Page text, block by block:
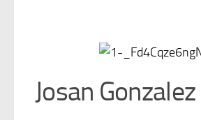
Josan Gonzalez